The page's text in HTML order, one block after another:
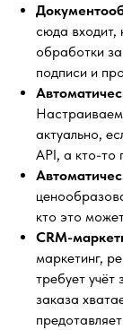
сюда входит,
обработки
подписи и
актуально,
API, а кто-то
кто это
CRM-
маркетинг,
требует учёт
заказа